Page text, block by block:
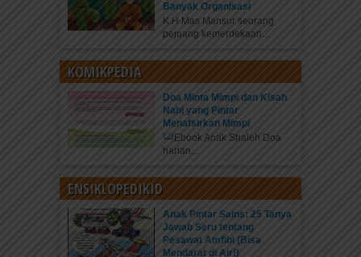
Banyak Organisasi
K.H Mas Mansur seorang
pejuang kemerdekaan...
KOMIKPEDIA
Doa Minta Mimpi dan Kisah
Nabi yang Pintar
Menafsirkan Mimpi
Ebook Anak Shaleh Doa
harian...
ENSIKLOPEDIKID
Anak Pintar Sains: 25 Tanya
Jawab Seru tentang
Pesawat Amfibi (Bisa
Mendarat di Air!)